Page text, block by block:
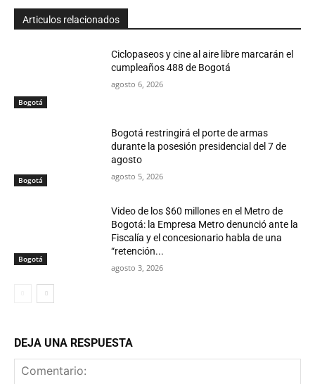
Articulos relacionados
Bogotá
Ciclopaseos y cine al aire libre marcarán el
cumpleaños 488 de Bogotá
agosto 6, 2026
Bogotá
Bogotá restringirá el porte de armas
durante la posesión presidencial del 7 de
agosto
agosto 5, 2026
Bogotá
Video de los $60 millones en el Metro de
Bogotá: la Empresa Metro denunció ante la
Fiscalía y el concesionario habla de una
“retención...
agosto 3, 2026
DEJA UNA RESPUESTA